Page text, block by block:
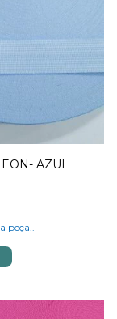
AZUL
peça..